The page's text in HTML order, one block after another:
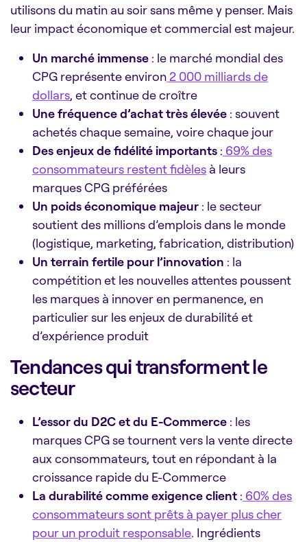
utilisons du matin au soir sans même y penser. Mais
leur impact économique et commercial est majeur.
Un marché immense : le marché mondial des
CPG représente environ 2 000 milliards de
dollars, et continue de croître
Une fréquence d’achat très élevée : souvent
achetés chaque semaine, voire chaque jour
Des enjeux de fidélité importants : 69% des
consommateurs restent fidèles à leurs
marques CPG préférées
Un poids économique majeur : le secteur
soutient des millions d’emplois dans le monde
(logistique, marketing, fabrication, distribution)
Un terrain fertile pour l’innovation : la
compétition et les nouvelles attentes poussent
les marques à innover en permanence, en
particulier sur les enjeux de durabilité et
d’expérience produit
Tendances qui transforment le
secteur
L’essor du D2C et du E-Commerce : les
marques CPG se tournent vers la vente directe
aux consommateurs, tout en répondant à la
croissance rapide du E-Commerce
La durabilité comme exigence client : 60% des
consommateurs sont prêts à payer plus cher
pour un produit responsable. Ingrédients